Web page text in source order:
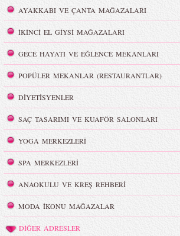
AYAKKABI VE ÇANTA MAĞAZALARI
İKİNCİ EL GİYSİ MAĞAZALARI
GECE HAYATI VE EĞLENCE MEKANLARI
POPÜLER MEKANLAR (RESTAURANTLAR)
DİYETİSYENLER
SAÇ TASARIMI VE KUAFÖR SALONLARI
YOGA MERKEZLERİ
SPA MERKEZLERİ
ANAOKULU VE KREŞ REHBERİ
MODA İKONU MAĞAZALAR
DİĞER ADRESLER